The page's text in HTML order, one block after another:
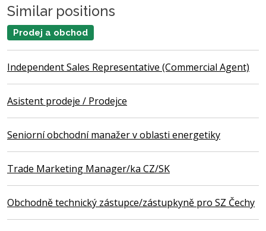
Similar positions
Prodej a obchod
Independent Sales Representative (Commercial Agent)
Asistent prodeje / Prodejce
Seniorní obchodní manažer v oblasti energetiky
Trade Marketing Manager/ka CZ/SK
Obchodně technický zástupce/zástupkyně pro SZ Čechy